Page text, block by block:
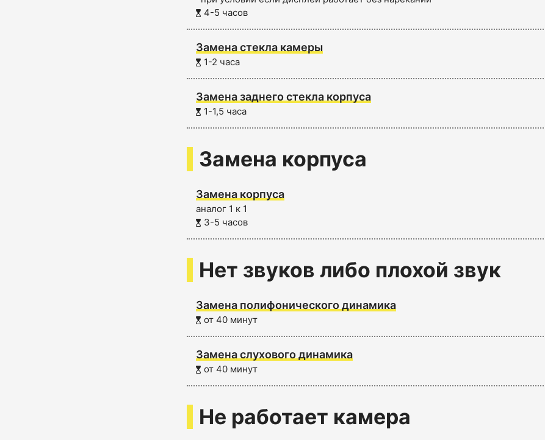
4-5 часов
Замена стекла камеры
1-2 часа
Замена заднего стекла корпуса
1-1,5 часа
Замена корпуса
Замена корпуса
аналог 1 к 1
3-5 часов
Нет звуков либо плохой звук
Замена полифонического динамика
от 40 минут
Замена слухового динамика
от 40 минут
Не работает камера